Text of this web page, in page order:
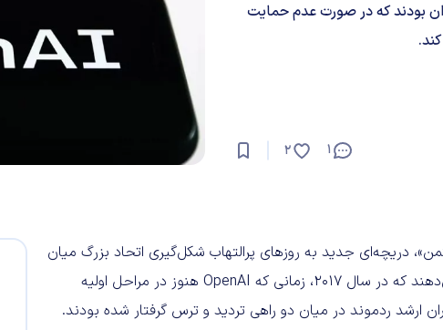
بودند که در صورت عدم حمایت
1
2
دریچه‌ای جدید به روزهای پرالتهاب شکل‌گیری اتحاد بزرگ میان
مایکروسافت و OpenAI باز کرده است. این اسناد نشان می‌دهند که در سال ۲۰۱۷، زمانی که OpenAI هنوز در مراحل اولیه
ارشد ردموند در میان دو راهی تردید و ترس گرفتار شده بودند.